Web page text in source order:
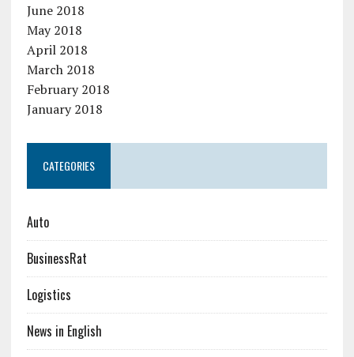
June 2018
May 2018
April 2018
March 2018
February 2018
January 2018
CATEGORIES
Auto
BusinessRat
Logistics
News in English